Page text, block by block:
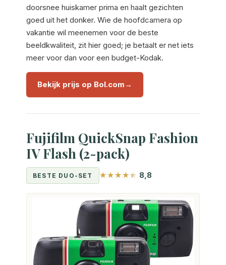
doorsnee huiskamer prima en haalt gezichten
goed uit het donker. Wie de hoofdcamera op
vakantie wil meenemen voor de beste
beeldkwaliteit, zit hier goed; je betaalt er net iets
meer voor dan voor een budget-Kodak.
Bekijk prijs op Bol.com
Fujifilm QuickSnap Fashion
IV Flash (2-pack)
BESTE DUO-SET 8,8